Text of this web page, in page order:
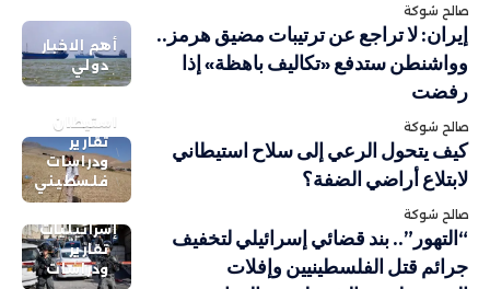
صالح شوكة
أهم الاخبار
دولي
إيران: لا تراجع عن ترتيبات مضيق هرمز..
وواشنطن ستدفع «تكاليف باهظة» إذا
رفضت
صالح شوكة
استيطان
تقارير
ودراسات
فلسطيني
كيف يتحول الرعي إلى سلاح استيطاني
لابتلاع أراضي الضفة؟
صالح شوكة
إسرائيليات
تقارير
ودراسات
“التهور”.. بند قضائي إسرائيلي لتخفيف
جرائم قتل الفلسطينيين وإفلات